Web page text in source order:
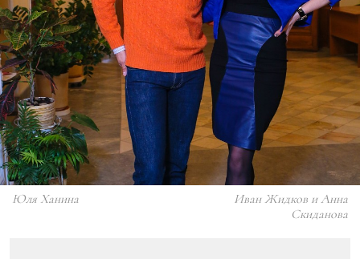
Юля Ханина
Иван Жидков и Анна
Скиданова